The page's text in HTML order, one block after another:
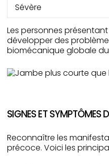
Sévère
Les personnes
développer des
biomécanique globale
SIGNES ET SYMPTÔMES
Reconnaître les
précoce. Voici les